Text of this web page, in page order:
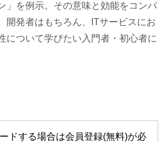
」を例示。その意味と効能をコンパ
開発者はもちろん、ITサービスにお
について学びたい入門者・初心者に
ドする場合は会員登録(無料)が必